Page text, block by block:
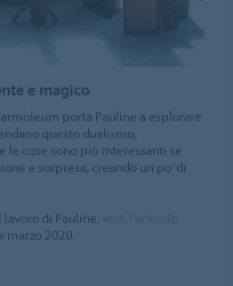
e magico
porta Pauline a esplorare
questo dualismo,
le cose sono più interessanti se
e sorpresa, creando un po’ di
di Pauline,
marzo 2020.